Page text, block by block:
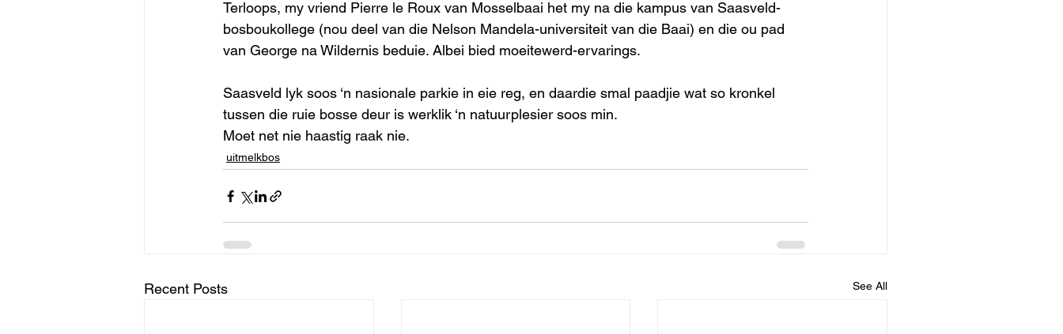
Terloops, my vriend Pierre le Roux van Mosselbaai het my na die kampus van Saasveld-
bosboukollege (nou deel van die Nelson Mandela-universiteit van die Baai) en die ou pad
van George na Wildernis beduie. Albei bied moeitewerd-ervarings.
Saasveld lyk soos ‘n nasionale parkie in eie reg, en daardie smal paadjie wat so kronkel
tussen die ruie bosse deur is werklik ‘n natuurplesier soos min.
Moet net nie haastig raak nie.
uitmelkbos
Recent Posts See All